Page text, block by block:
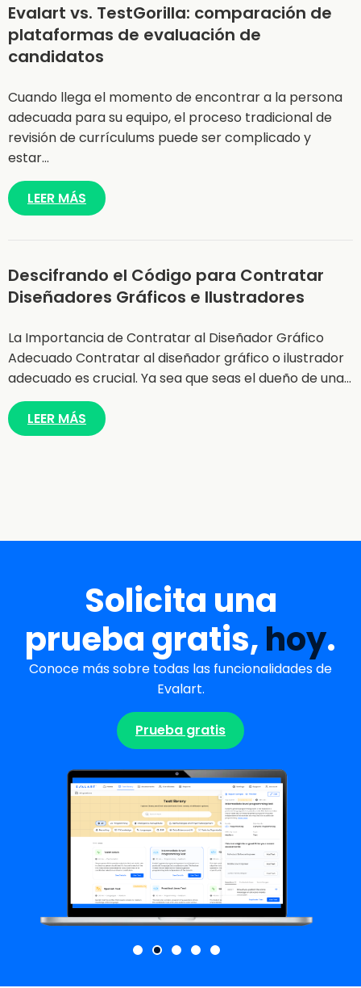
Evalart vs. TestGorilla: comparación de
plataformas de evaluación de
candidatos
Cuando llega el momento de encontrar a la persona
adecuada para su equipo, el proceso tradicional de
revisión de currículums puede ser complicado y
estar…
LEER MÁS
Descifrando el Código para Contratar
Diseñadores Gráficos e Ilustradores
La Importancia de Contratar al Diseñador Gráfico
Adecuado Contratar al diseñador gráfico o ilustrador
adecuado es crucial. Ya sea que seas el dueño de una…
LEER MÁS
Solicita una
prueba gratis,hoy.
Conoce más sobre todas las funcionalidades de
Evalart.
Prueba gratis